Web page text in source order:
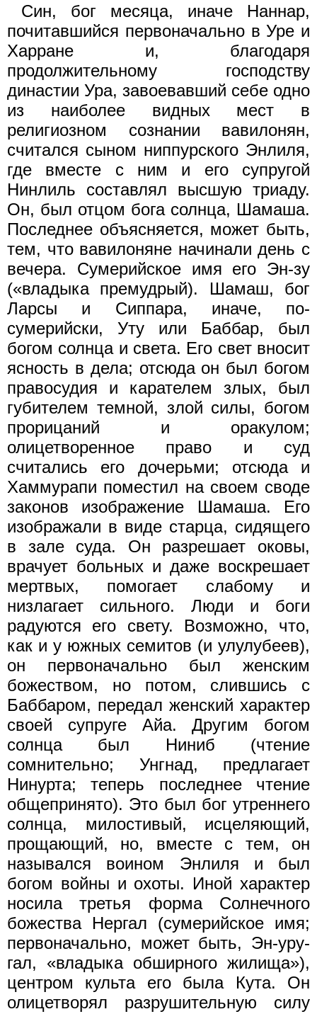
Син, бог месяца, иначе Наннар,
почитавшийся первоначально в Уре и
Харране и, благодаря
продолжительному господству
династии Ура, завоевавший себе одно
из наиболее видных мест в
религиозном сознании вавилонян,
считался сыном ниппурского Энлиля,
где вместе с ним и его супругой
Нинлиль составлял высшую триаду.
Он, был отцом бога солнца, Шамаша.
Последнее объясняется, может быть,
тем, что вавилоняне начинали день с
вечера. Сумерийское имя его Эн-зу
(«владыка премудрый). Шамаш, бог
Ларсы и Сиппара, иначе, по-
сумерийски, Уту или Баббар, был
богом солнца и света. Его свет вносит
ясность в дела; отсюда он был богом
правосудия и карателем злых, был
губителем темной, злой силы, богом
прорицаний и оракулом;
олицетворенное право и суд
считались его дочерьми; отсюда и
Хаммурапи поместил на своем своде
законов изображение Шамаша. Его
изображали в виде старца, сидящего
в зале суда. Он разрешает оковы,
врачует больных и даже воскрешает
мертвых, помогает слабому и
низлагает сильного. Люди и боги
радуются его свету. Возможно, что,
как и у южных семитов (и улулубеев),
он первоначально был женским
божеством, но потом, слившись с
Баббаром, передал женский характер
своей супруге Айа. Другим богом
солнца был Ниниб (чтение
сомнительно; Унгнад, предлагает
Нинурта; теперь последнее чтение
общепринято). Это был бог утреннего
солнца, милостивый, исцеляющий,
прощающий, но, вместе с тем, он
назывался воином Энлиля и был
богом войны и охоты. Иной характер
носила третья форма Солнечного
божества Нергал (сумерийское имя;
первоначально, может быть, Эн-уру-
гал, «владыка обширного жилища»),
центром культа его была Кута. Он
олицетворял разрушительную силу